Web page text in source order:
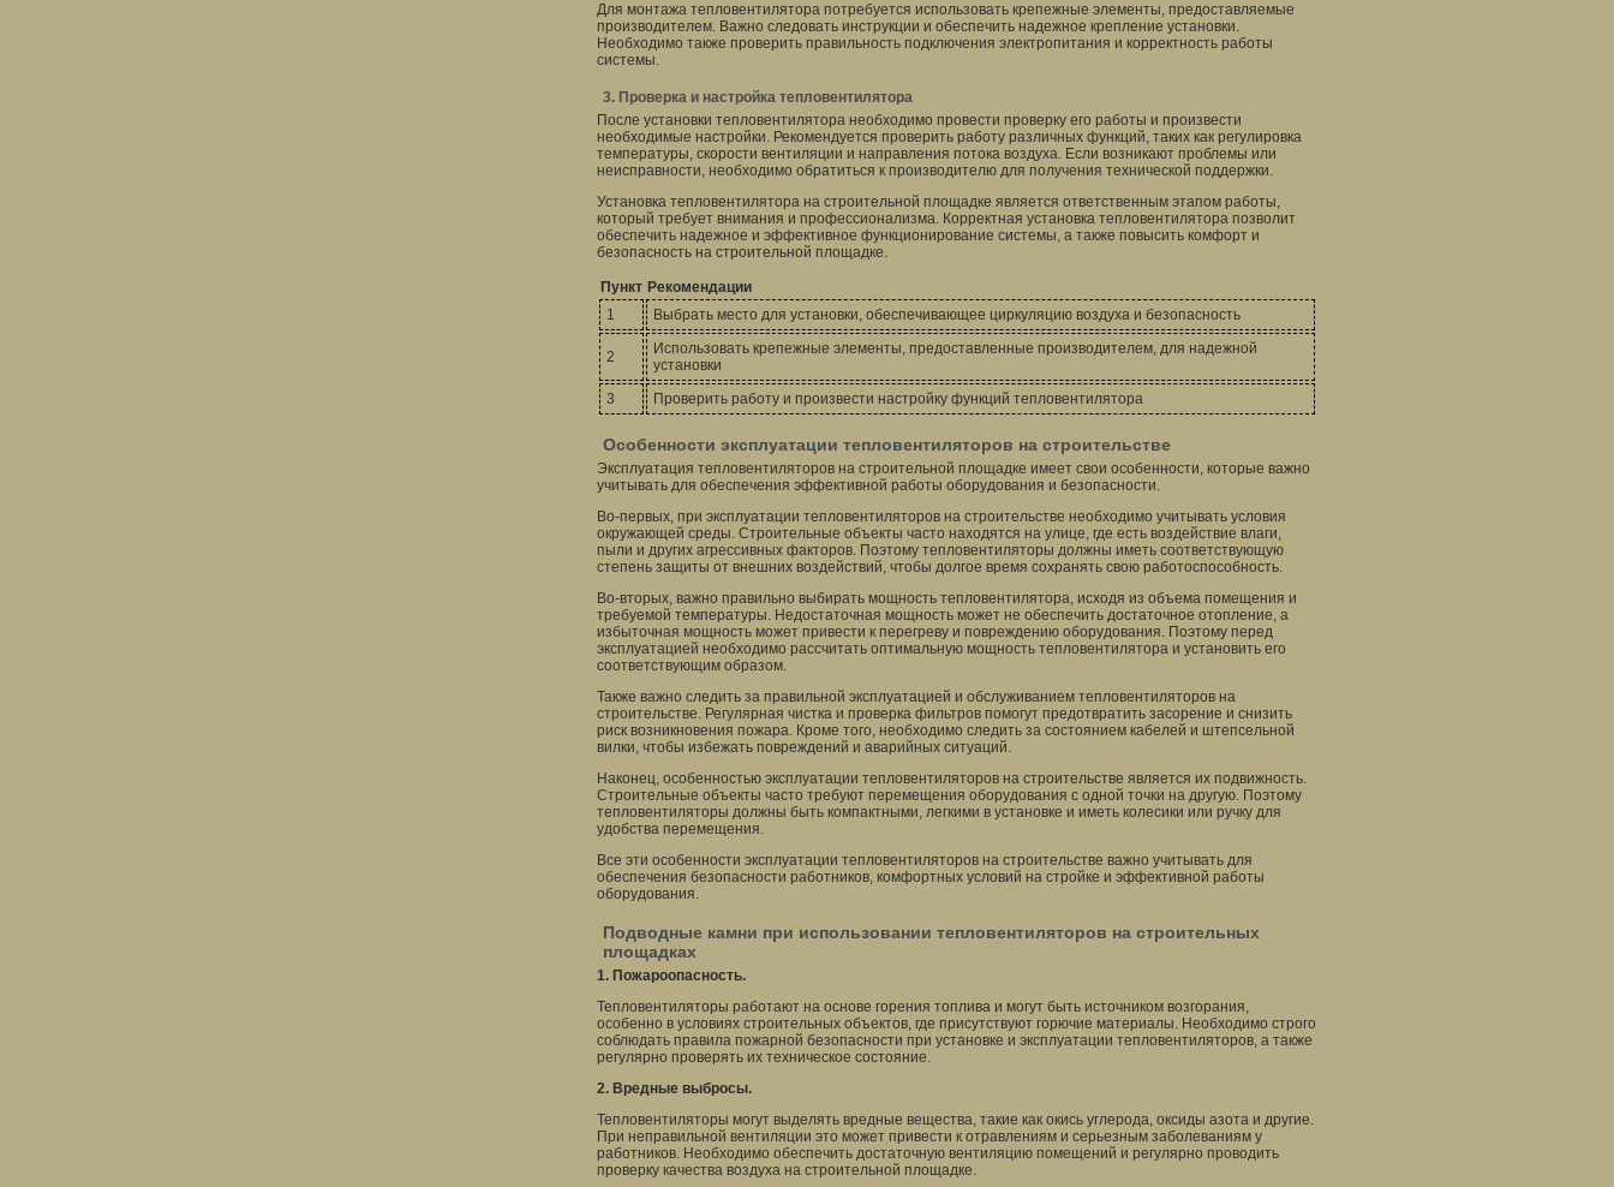
Для монтажа тепловентилятора потребуется использовать крепежные элементы, предоставляемые
производителем. Важно следовать инструкции и обеспечить надежное крепление установки.
Необходимо также проверить правильность подключения электропитания и корректность работы
системы.
3. Проверка и настройка тепловентилятора
После установки тепловентилятора необходимо провести проверку его работы и произвести
необходимые настройки. Рекомендуется проверить работу различных функций, таких как регулировка
температуры, скорости вентиляции и направления потока воздуха. Если возникают проблемы или
неисправности, необходимо обратиться к производителю для получения технической поддержки.
Установка тепловентилятора на строительной площадке является ответственным этапом работы,
который требует внимания и профессионализма. Корректная установка тепловентилятора позволит
обеспечить надежное и эффективное функционирование системы, а также повысить комфорт и
безопасность на строительной площадке.
Пункт Рекомендации
1
Выбрать место для установки, обеспечивающее циркуляцию воздуха и безопасность
2
Использовать крепежные элементы, предоставленные производителем, для надежной
установки
3
Проверить работу и произвести настройку функций тепловентилятора
Особенности эксплуатации тепловентиляторов на строительстве
Эксплуатация тепловентиляторов на строительной площадке имеет свои особенности, которые важно
учитывать для обеспечения эффективной работы оборудования и безопасности.
Во-первых, при эксплуатации тепловентиляторов на строительстве необходимо учитывать условия
окружающей среды. Строительные объекты часто находятся на улице, где есть воздействие влаги,
пыли и других агрессивных факторов. Поэтому тепловентиляторы должны иметь соответствующую
степень защиты от внешних воздействий, чтобы долгое время сохранять свою работоспособность.
Во-вторых, важно правильно выбирать мощность тепловентилятора, исходя из объема помещения и
требуемой температуры. Недостаточная мощность может не обеспечить достаточное отопление, а
избыточная мощность может привести к перегреву и повреждению оборудования. Поэтому перед
эксплуатацией необходимо рассчитать оптимальную мощность тепловентилятора и установить его
соответствующим образом.
Также важно следить за правильной эксплуатацией и обслуживанием тепловентиляторов на
строительстве. Регулярная чистка и проверка фильтров помогут предотвратить засорение и снизить
риск возникновения пожара. Кроме того, необходимо следить за состоянием кабелей и штепсельной
вилки, чтобы избежать повреждений и аварийных ситуаций.
Наконец, особенностью эксплуатации тепловентиляторов на строительстве является их подвижность.
Строительные объекты часто требуют перемещения оборудования с одной точки на другую. Поэтому
тепловентиляторы должны быть компактными, легкими в установке и иметь колесики или ручку для
удобства перемещения.
Все эти особенности эксплуатации тепловентиляторов на строительстве важно учитывать для
обеспечения безопасности работников, комфортных условий на стройке и эффективной работы
оборудования.
Подводные камни при использовании тепловентиляторов на строительных
площадках
1. Пожароопасность.
Тепловентиляторы работают на основе горения топлива и могут быть источником возгорания,
особенно в условиях строительных объектов, где присутствуют горючие материалы. Необходимо строго
соблюдать правила пожарной безопасности при установке и эксплуатации тепловентиляторов, а также
регулярно проверять их техническое состояние.
2. Вредные выбросы.
Тепловентиляторы могут выделять вредные вещества, такие как окись углерода, оксиды азота и другие.
При неправильной вентиляции это может привести к отравлениям и серьезным заболеваниям у
работников. Необходимо обеспечить достаточную вентиляцию помещений и регулярно проводить
проверку качества воздуха на строительной площадке.